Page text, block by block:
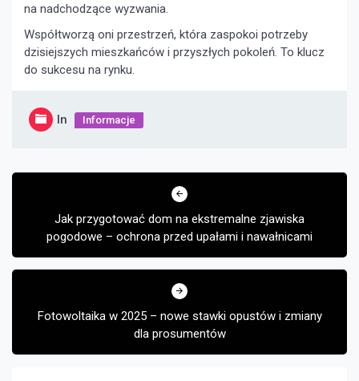
na nadchodzące wyzwania.
Współtworzą oni przestrzeń, która zaspokoi potrzeby
dzisiejszych mieszkańców i przyszłych pokoleń. To klucz
do sukcesu na rynku.
In Informacje
Nawigacja
Jak przygotować dom na ekstremalne zjawiska
pogodowe – ochrona przed upałami i nawałnicami
Fotowoltaika w 2025 – nowe stawki opustów i zmiany
dla prosumentów